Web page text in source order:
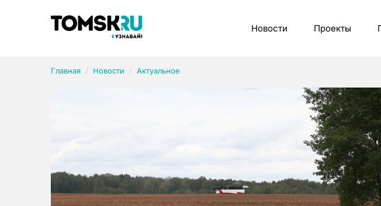
Новости Проекты
Главная Новости Актуальное
Рубрики